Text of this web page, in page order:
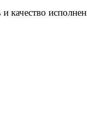
качество